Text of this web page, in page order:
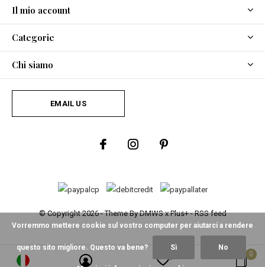
Il mio account
Categorie
Chi siamo
EMAIL US
© Copyright2026- Theme ByDMWSxPlus+-RSS feed
0
Vorremmo mettere cookie sul vostro computer per aiutarci a rendere
questo sito migliore. Questo va bene? Sì No